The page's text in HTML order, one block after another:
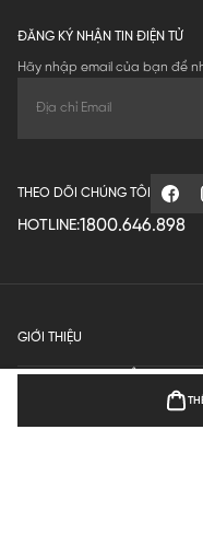
ĐĂNG KÝ NHẬN TIN ĐIỆN TỬ
Hãy nhập email của bạn để
THEO DÕI CHÚNG TÔI
HOTLINE:1800.646.898
GIỚI THIỆU
QUY ĐỊNH HOẠT ĐỘNG